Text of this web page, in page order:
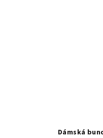
Dámská